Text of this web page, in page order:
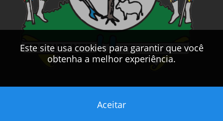
Este site usa cookies para garantir que você
obtenha a melhor experiência.
Aceitar